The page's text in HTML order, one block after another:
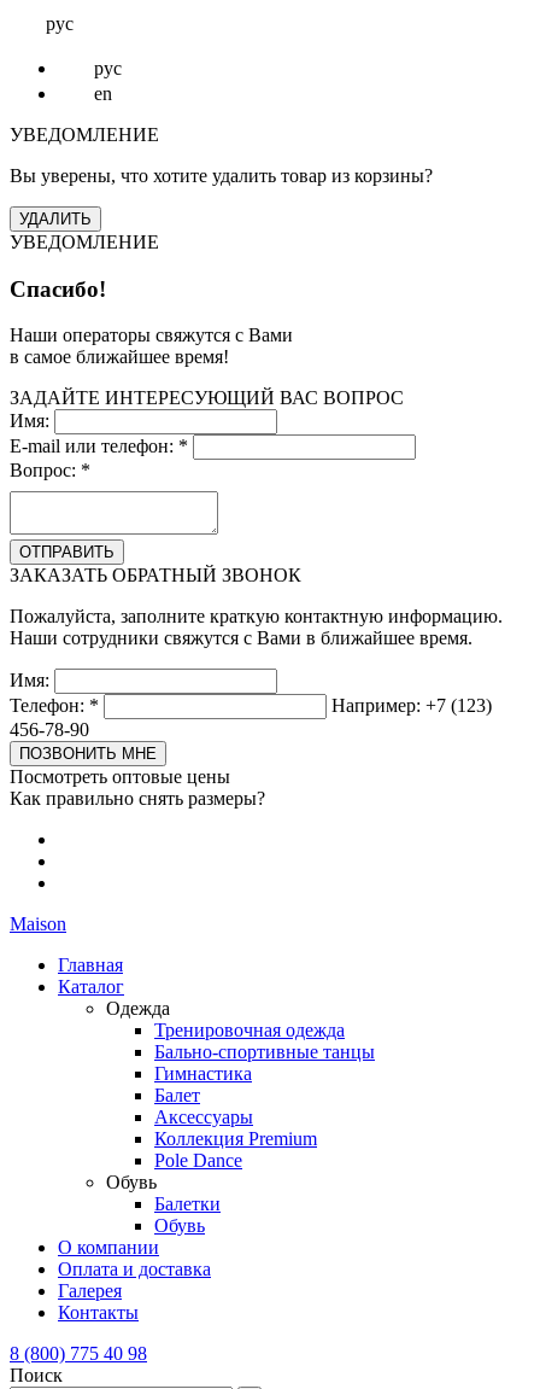
рус
рус
en
УВЕДОМЛЕНИЕ
Вы уверены, что хотите удалить товар из корзины?
УВЕДОМЛЕНИЕ
Спасибо!
Наши операторы свяжутся с Вами
в самое ближайшее время!
ЗАДАЙТЕ ИНТЕРЕСУЮЩИЙ ВАС ВОПРОС
Имя:
E-mail или телефон: *
Вопрос: *
ЗАКАЗАТЬ ОБРАТНЫЙ ЗВОНОК
Пожалуйста, заполните краткую контактную информацию.
Наши сотрудники свяжутся с Вами в ближайшее время.
Имя:
Телефон: *
Например: +7 (123)
456-78-90
Посмотреть оптовые цены
Как правильно снять размеры?
Maison
Главная
Каталог
Одежда
Тренировочная одежда
Бально-спортивные танцы
Гимнастика
Балет
Аксессуары
Коллекция Premium
Pole Dance
Обувь
Балетки
Обувь
О компании
Оплата и доставка
Галерея
Контакты
8 (800) 775 40 98
Поиск